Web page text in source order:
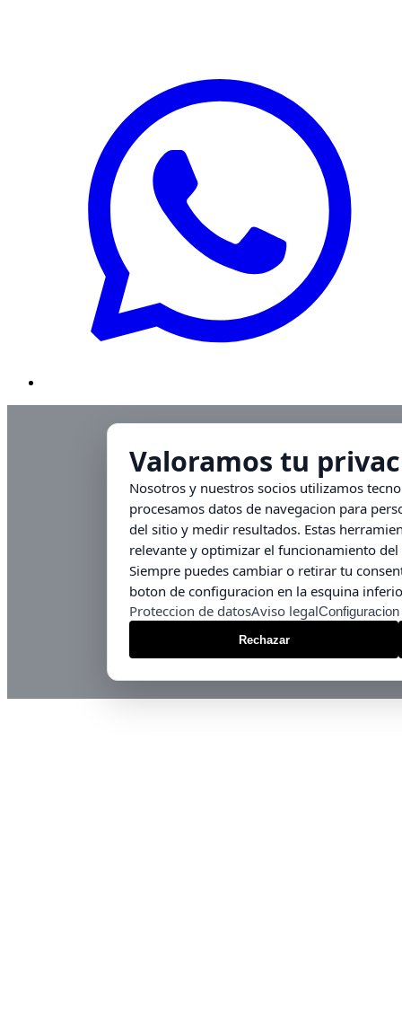
Valoramos tu
Nosotros y nuestros socios utilizamos
procesamos datos de navegacion para
del sitio y medir resultados. Estas
relevante y optimizar el funcionamiento
Siempre puedes cambiar o retirar tu
boton de configuracion en la esquina
Proteccion de datosAviso legal
Rechazar